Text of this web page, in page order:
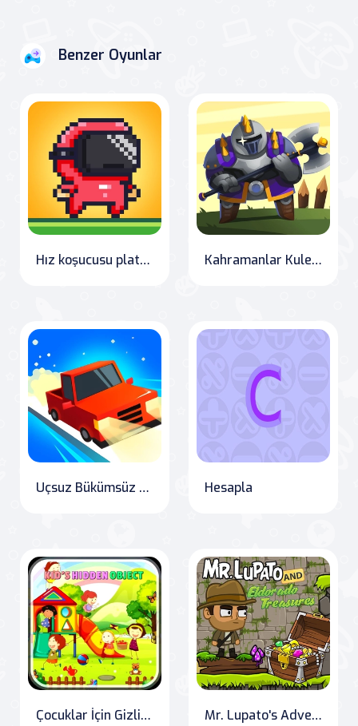
Benzer Oyunlar
Hız koşucusu platform oyunu Kahramanlar Kuleleri
Uçsuz Bükümsüz Hız Deneyimi Hesapla
Çocuklar İçin Gizli Nesne Mr. Lupato's Adventure: Searching for Eldorado